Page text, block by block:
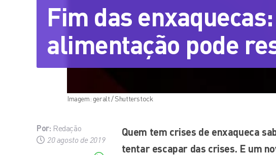
Imagem: geralt / Shutterstock
Fim das
alimentação pode
Por: Redação
20 agosto de 2019
Quem tem crises de enxaqueca
tentar escapar das crises. E um